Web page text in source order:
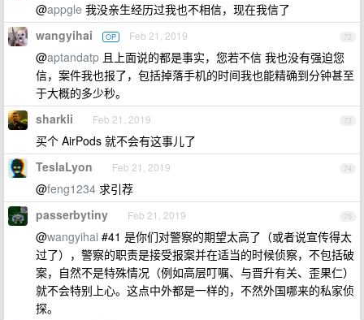
@appgle 我没亲生经历过我也不相信，现在我信了
72
wangyihai OP Feb 21, 2019
@aptandatp 且上面说的都是事实，您若不信 我也没有强迫您
信，案件我也报了，包括掉落手机的时间我也能精确到分钟甚至
于大概的多少秒。
73
sharkli Feb 21, 2019
买个 AirPods 就不会有这事儿了
74
TeslaLyon Feb 21, 2019
@feng1234 求引荐
75
passerbytiny Feb 21, 2019
@wangyihai #41 是你们对警察的期望太高了（或者说宣传得太
过了），警察的职责是接受报案并在适当的时候侦察，不包括破
案，自然不是特殊情况（例如高层叮嘱、与晋升有关、歪果仁）
就不会特别上心。这点中外都是一样的，不然外国哪来的私家侦
探。